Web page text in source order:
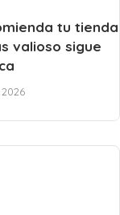
tu tienda
valioso sigue